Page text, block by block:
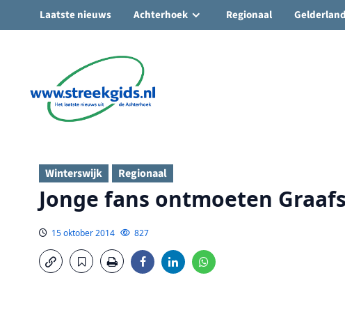
Ga
inhoud
Laatste nieuws Achterhoek Regionaal Gelderland
Winterswijk Regionaal
Jonge fans ontmoeten
15 oktober 2014 827